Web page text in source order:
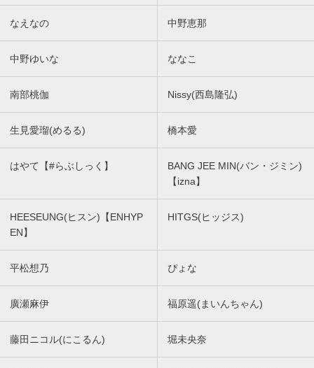
なえなの 中野恵那
中野ゆいな ななこ
南部桃伽 Nissy(西島隆弘)
生見愛瑠(めるる) 橋本愛
はやて【#らぶしっく】
BANG JEE MIN(バン・ジミン)
【izna】
HEESEUNG(ヒスン)【ENHYP
EN】
HITGS(ヒッジス)
平松想乃 ぴょな
廣瀬麻伊 福原遥(まいんちゃん)
藤田ニコル(にこるん) 堀未央奈